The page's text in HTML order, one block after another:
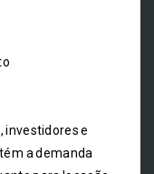
investidores e
a demanda